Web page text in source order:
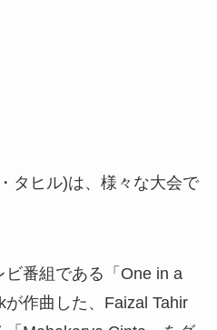
タヒル)は、様々な大会で
番組である「One in a
作曲した、Faizal Tahir